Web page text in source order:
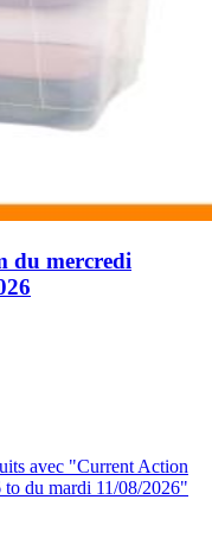
du mercredi
avec "Current Action
du mardi 11/08/2026"